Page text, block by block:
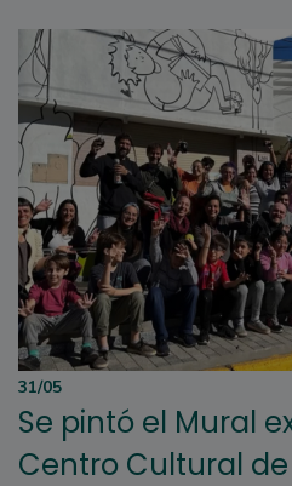
31/05
Se pintó el Mural
Centro Cultural